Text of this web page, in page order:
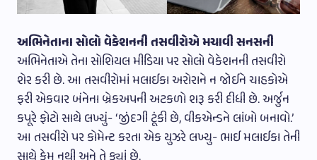
અભિનેતાના સોલો વેકેશનની તસવીરોએ મચાવી સનસની
અભિનેતાએ તેના સોશિયલ મીડિયા પર સોલો વેકેશનની તસવીરો
શેર કરી છે. આ તસવીરોમાં મલાઈકા અરોરાને ન જોઈને ચાહકોએ
ફરી એકવાર બંનેના બ્રેકઅપની અટકળો શરૂ કરી દીધી છે. અર્જુન
કપૂરે ફોટો સાથે લખ્યું- ‘જીંદગી ટૂંકી છે, વીકએન્ડને લાંબો બનાવો.’
આ તસવીરો પર કોમેન્ટ કરતા એક યુઝરે લખ્યુ- ભાઈ મલાઈકા તેની